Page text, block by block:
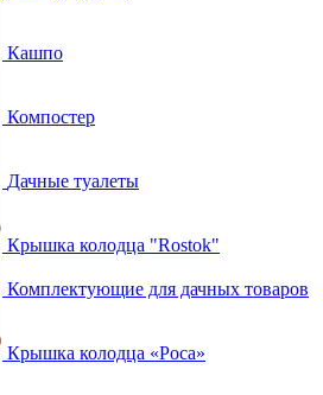
Кашпо
Компостер
Дачные туалеты
Крышка колодца "Rostok"
Комплектующие для дачных товаров
Крышка колодца «Роса»